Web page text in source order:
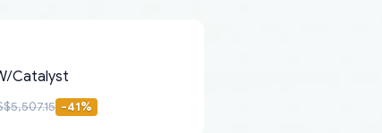
Catalyst
-41%